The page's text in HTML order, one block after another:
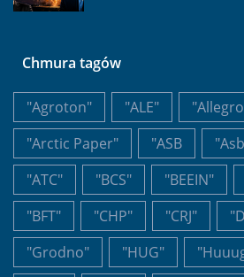
Chmura tagów
"Agroton" "ALE"
"Arctic Paper"
"ASB
"ATC"
"BCS" "BEEIN"
"BFT"
"CHP" "CRJ"
"Grodno"
"HUG"